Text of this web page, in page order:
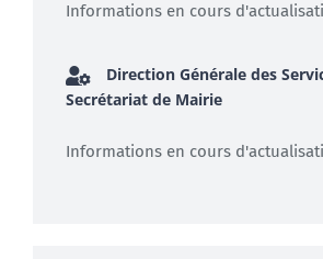
Informations en cours
Direction Générale des
Secrétariat de Mairie
Informations en cours